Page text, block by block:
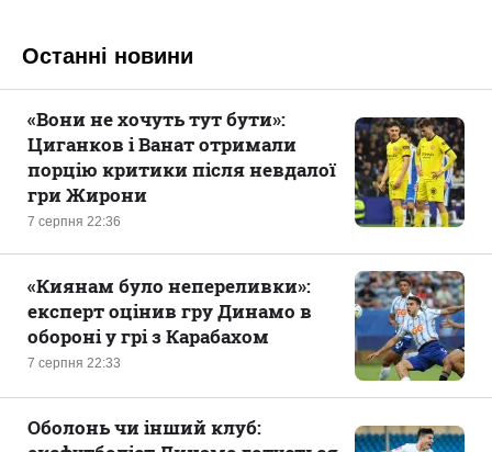
Останні новини
7 серпня 22:36
«Вони не хочуть тут бути»:
Циганков і Ванат отримали
порцію критики після невдалої
гри Жирони
7 серпня 22:33
«Киянам було непереливки»:
експерт оцінив гру Динамо в
обороні у грі з Карабахом
Оболонь чи інший клуб: